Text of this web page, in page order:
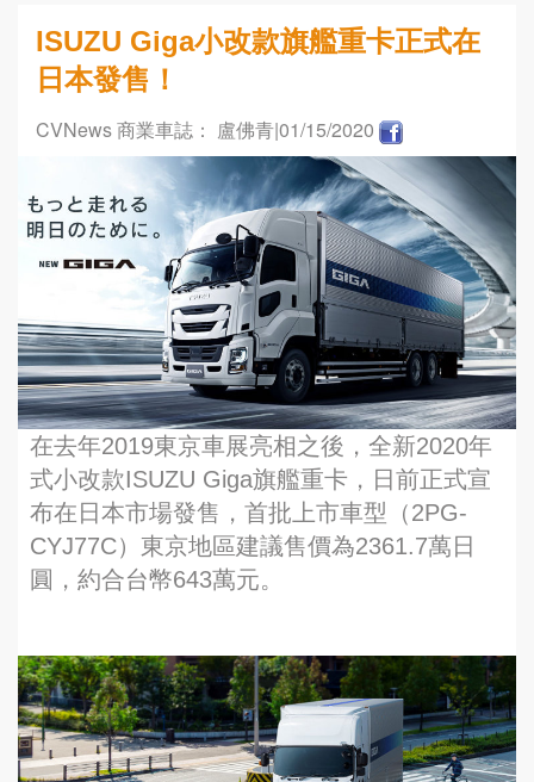
ISUZU Giga小改款旗艦重卡正式在
日本發售！
CVNews 商業車誌： 盧佛青|01/15/2020
在去年2019東京車展亮相之後，全新2020年
式小改款ISUZU Giga旗艦重卡，日前正式宣
布在日本市場發售，首批上市車型（2PG-
CYJ77C）東京地區建議售價為2361.7萬日
圓，約合台幣643萬元。